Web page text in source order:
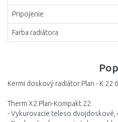
Kermi doskový radiátor Plan - K 22
Therm X2 Plan-Kompakt 22
- Vykurovacie teleso
Pripojenie
Farba radiátora